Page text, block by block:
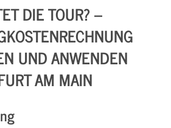
DIE TOUR? –
UND ANWENDEN
AM MAIN